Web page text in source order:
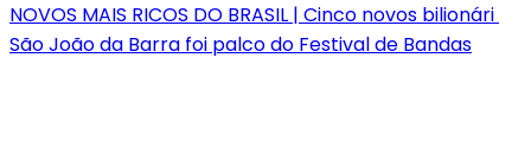
NOVOS MAIS RICOS DO BRASIL | Cinco novos bilionári
São João da Barra foi palco do Festival de Bandas